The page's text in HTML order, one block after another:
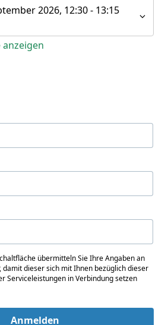
2026, 12:30 - 13:15
übermitteln Sie Ihre Angaben an
damit dieser sich mit Ihnen bezüglich dieser
Serviceleistungen in Verbindung setzen
Anmelden